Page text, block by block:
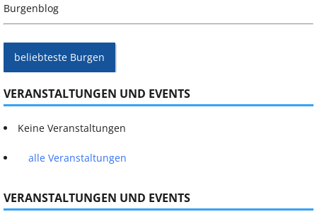
Burgenblog
beliebteste Burgen
VERANSTALTUNGEN UND EVENTS
Keine Veranstaltungen
alle Veranstaltungen
VERANSTALTUNGEN UND EVENTS